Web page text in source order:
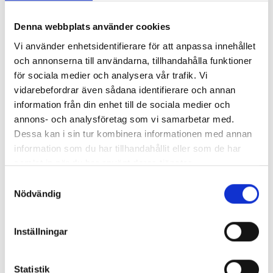
Denna webbplats använder cookies
Vi använder enhetsidentifierare för att anpassa innehållet
och annonserna till användarna, tillhandahålla funktioner
för sociala medier och analysera vår trafik. Vi
vidarebefordrar även sådana identifierare och annan
information från din enhet till de sociala medier och
annons- och analysföretag som vi samarbetar med.
Dessa kan i sin tur kombinera informationen med annan
information som du har tillhandahållit eller som de har
samlat in när du har använt deras tjänster.
Nödvändig
Inställningar
Statistik
speciallärare, fler vuxna i skolan, säger Simona
Mohamsson.
Maria Wiman och Simona Mohamsson fortsätter sin
dagstur mot utbildningsdepartementet och Lotta
där de två böckerna ska byta ägare.